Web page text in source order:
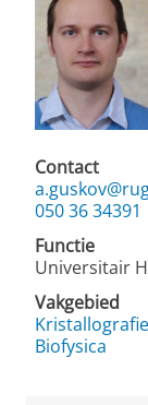
Contact
050 36 34391
Functie
Universitair
Vakgebied
Kristallografie
Biofysica